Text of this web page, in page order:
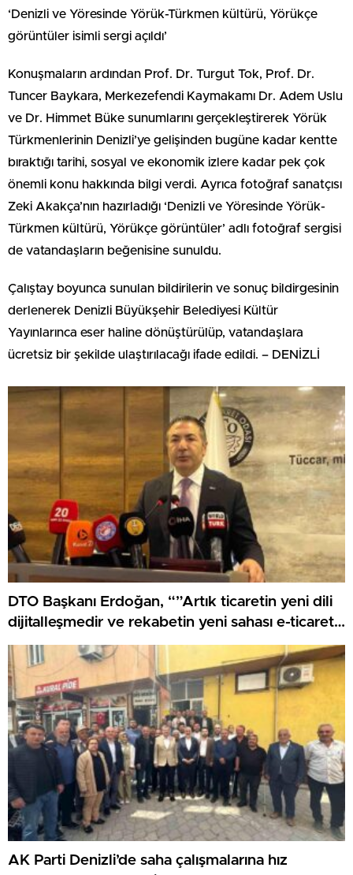
‘Denizli ve Yöresinde Yörük-Türkmen kültürü, Yörükçe
görüntüler isimli sergi açıldı’
Konuşmaların ardından Prof. Dr. Turgut Tok, Prof. Dr.
Tuncer Baykara, Merkezefendi Kaymakamı Dr. Adem Uslu
ve Dr. Himmet Büke sunumlarını gerçekleştirerek Yörük
Türkmenlerinin Denizli’ye gelişinden bugüne kadar kentte
bıraktığı tarihi, sosyal ve ekonomik izlere kadar pek çok
önemli konu hakkında bilgi verdi. Ayrıca fotoğraf sanatçısı
Zeki Akakça’nın hazırladığı ‘Denizli ve Yöresinde Yörük-
Türkmen kültürü, Yörükçe görüntüler’ adlı fotoğraf sergisi
de vatandaşların beğenisine sunuldu.
Çalıştay boyunca sunulan bildirilerin ve sonuç bildirgesinin
derlenerek Denizli Büyükşehir Belediyesi Kültür
Yayınlarınca eser haline dönüştürülüp, vatandaşlara
ücretsiz bir şekilde ulaştırılacağı ifade edildi. – DENİZLİ
DTO Başkanı Erdoğan, “”Artık ticaretin yeni dili
dijitalleşmedir ve rekabetin yeni sahası e-ticaret
olmuştur”
AK Parti Denizli’de saha çalışmalarına hız